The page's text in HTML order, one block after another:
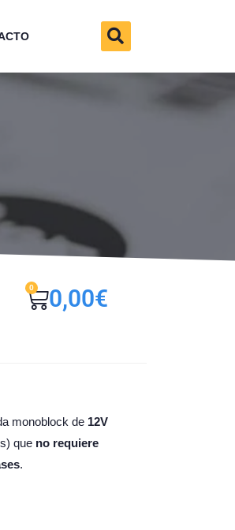
0,00€
0
monoblock de 12V
que no requiere
.